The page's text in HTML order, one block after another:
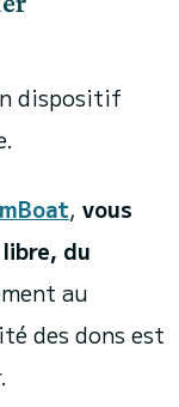
dispositif
, vous
du
au
des dons est